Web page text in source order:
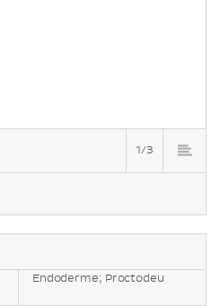
1/3
Endoderme; Proctodeu